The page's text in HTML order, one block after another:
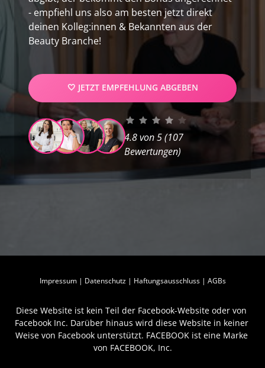
- empfiehl uns also am besten jetzt direkt
deinen Kolleg:innen & Bekannten aus der
Beauty Branche!
🤍 JETZT EMPFEHLUNG ABGEBEN
4.8 von 5 (107
Bewertungen)
Impressum | Datenschutz | Haftungsausschluss | AGBs
Diese Website ist kein Teil der Facebook-Website oder von
Facebook Inc. Darüber hinaus wird diese Website in keiner
Weise von Facebook unterstützt. FACEBOOK ist eine Marke
von FACEBOOK, Inc.